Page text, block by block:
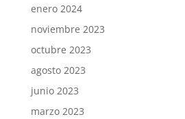
enero 2024
noviembre 2023
octubre 2023
agosto 2023
junio 2023
marzo 2023